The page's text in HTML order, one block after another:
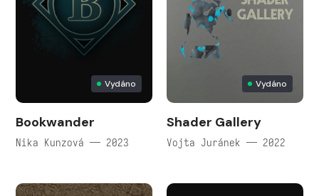
Vydáno
Bookwander
Nika Kunzová — 2023
Vydáno
Shader Gallery
Vojta Juránek — 2022